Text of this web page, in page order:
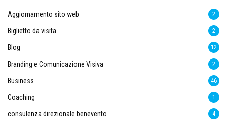
Aggiornamento sito web 2
Biglietto da visita 2
Blog 12
Branding e Comunicazione Visiva 2
Business 46
Coaching 1
consulenza direzionale benevento 4